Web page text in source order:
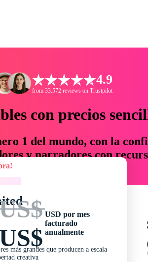
4.9
from 33.572 reviews on Trustpilot
con precios
1 del mundo, con la
y narradores con
tiempo y presupuesto.
USD por mes
facturado
anualmente
más grandes que producen a escala
creativa